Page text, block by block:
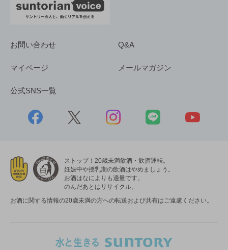
お問い合わせ Q&A
マイページ メールマガジン
公式SNS一覧
ストップ！20歳未満飲酒・飲酒運転。
妊娠中や授乳期の飲酒はやめましょう。
お酒はなによりも適量です。
のんだあとはリサイクル。
お酒に関する情報の20歳未満の方への転送および共有はご遠慮ください。